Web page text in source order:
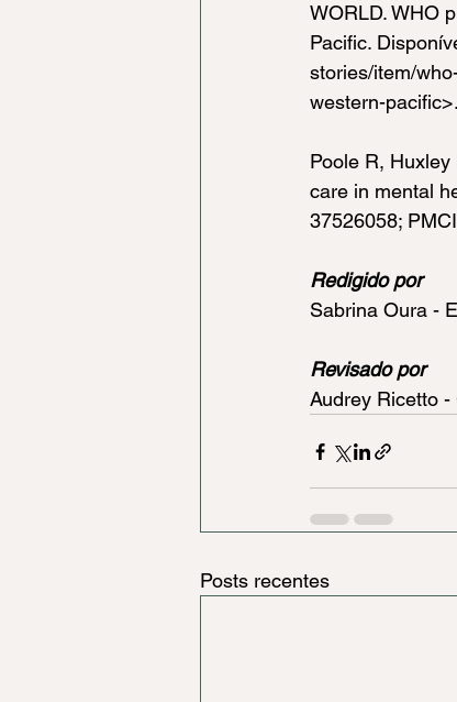
WORLD. WHO
Pacific.
stories/item/
western-pacific>.
Poole R,
care in mental
37526058;
Redigido por
Sabrina Oura -
Revisado por
Audrey Ricetto
Posts recentes